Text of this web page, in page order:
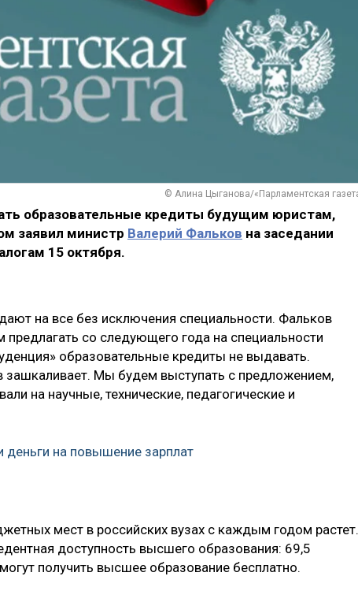
© Алина Цыганова/«Парламентская
образовательные кредиты будущим юристам,
заявил министр Валерий Фальков на заседании
15 октября.
на все без исключения специальности. Фальков
со следующего года на специальности
образовательные кредиты не выдавать.
зашкаливает. Мы будем выступать с предложением,
на научные, технические, педагогические и
на повышение зарплат
мест в российских вузах с каждым годом растет.
доступность высшего образования: 69,5
получить высшее образование бесплатно.